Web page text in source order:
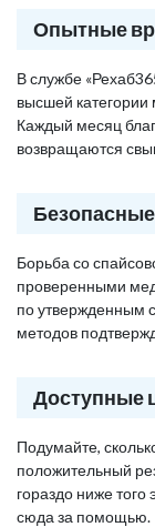
Опытные
В службе
высшей
Каждый месяц
возвращаются
Борьба со
проверенными
по утвержденным
методов
Доступные
Подумайте,
положительный
гораздо ниже
сюда за помощью.